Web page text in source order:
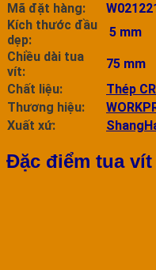
Mã đặt hàng:
Kích thước đầu
dẹp:
5 mm
Chiều dài tua
vít:
75 mm
Chất liệu:
Thép
Thương hiệu:
Xuất xứ:
Đặc điểm tua